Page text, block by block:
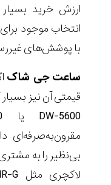
ارزش خرید
انتخاب موجود
با پوشش‌های
ساعت جی شاک
قیمتی آن نیز
مقرون‌به‌صرفه‌ای
بی‌نظیر را به